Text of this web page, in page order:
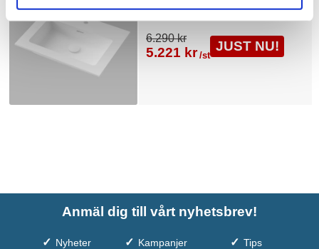
6.290 kr
5.221 kr /st
JUST NU!
Anmäl dig till vårt nyhetsbrev!
Nyheter Kampanjer Tips